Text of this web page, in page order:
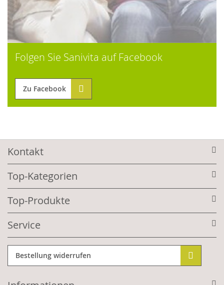
Folgen Sie Sanivita auf Facebook
Zu Facebook
Kontakt
Top-Kategorien
Top-Produkte
Service
Bestellung widerrufen